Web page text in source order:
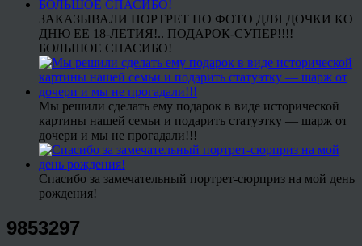
ЗАКАЗЫВАЛИ ПОРТРЕТ ПО ФОТО ДЛЯ ДОЧКИ КО
ДНЮ ЕЕ 18-ЛЕТИЯ!.. ПОДАРОК-СУПЕР!!!!
БОЛЬШОЕ СПАСИБО!
Мы решили сделать ему подарок в виде исторической
картины нашей семьи и подарить статуэтку — шарж от
дочери и мы не прогадали!!!
Спасибо за замечательный портрет-сюрприз на мой день
рождения!
9853297